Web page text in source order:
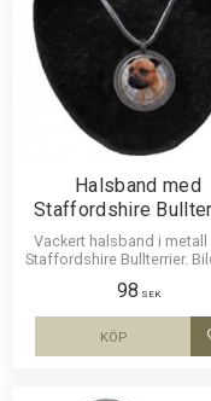
Halsband med
Staffordshire
Vackert halsband i metall
Staffordshire Bullterrier.
laminerad för att vara
ge ett intryck av djup i
Läderrem som man kan
98 SEK
KÖP